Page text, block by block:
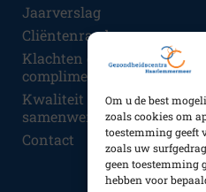
Om u de best
zoals cookies om
toestemming geeft
zoals uw
geen toestemming
hebben voor
Jaarverslag
Cliëntenraad
Klachten en
complimenten
Kwaliteit &
samenwerking
Contact